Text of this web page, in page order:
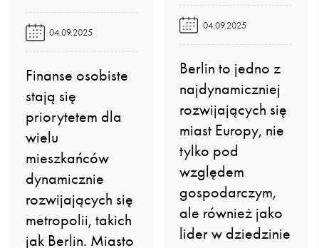
04.09.2025
Finanse osobiste
stają się
priorytetem dla
wielu
mieszkańców
dynamicznie
rozwijających się
metropolii, takich
jak Berlin. Miasto
04.09.2025
Berlin to jedno z
najdynamiczniej
rozwijających się
miast Europy, nie
tylko pod
względem
gospodarczym,
ale również jako
lider w dziedzinie